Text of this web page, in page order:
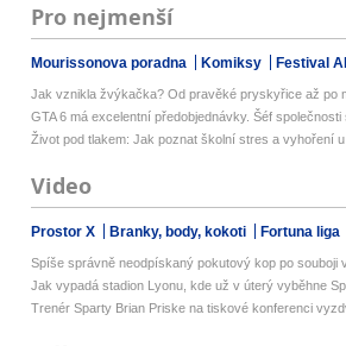
Pro nejmenší
Mourissonova poradna Komiksy Festival
Jak vznikla žvýkačka? Od pravěké pryskyřice až po
GTA 6 má excelentní předobjednávky. Šéf společnosti
Život pod tlakem: Jak poznat školní stres a vyhoření u
Video
Prostor X Branky, body, kokoti Fortuna liga
Spíše správně neodpískaný pokutový kop po souboji
Jak vypadá stadion Lyonu, kde už v úterý vyběhne
Trenér Sparty Brian Priske na tiskové konferenci